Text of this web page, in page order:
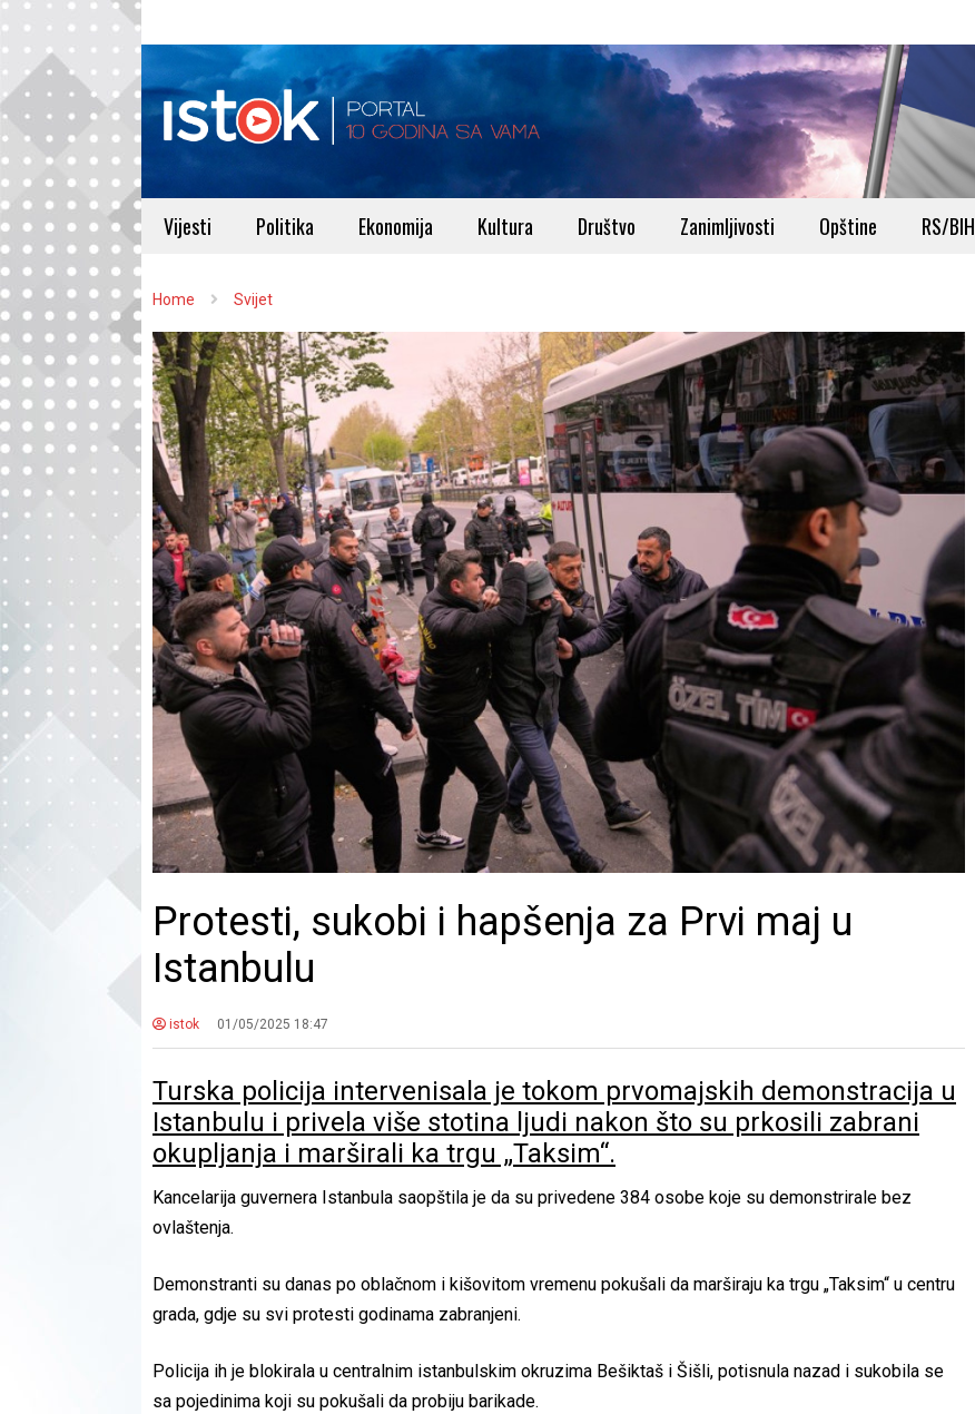
Vijesti Politika Ekonomija Kultura Društvo Zanimljivosti Opštine RS/BIH
Home Svijet
Protesti, sukobi i hapšenja za Prvi maj u
Istanbulu
istok 01/05/2025 18:47
Turska policija intervenisala je tokom prvomajskih demonstracija u
Istanbulu i privela više stotina ljudi nakon što su prkosili zabrani
okupljanja i marširali ka trgu „Taksim“.
Kancelarija guvernera Istanbula saopštila je da su privedene 384 osobe koje su demonstrirale bez
ovlaštenja.
Demonstranti su danas po oblačnom i kišovitom vremenu pokušali da marširaju ka trgu „Taksim“ u centru
grada, gdje su svi protesti godinama zabranjeni.
Policija ih je blokirala u centralnim istanbulskim okruzima Bešiktaš i Šišli, potisnula nazad i sukobila se
sa pojedinima koji su pokušali da probiju barikade.